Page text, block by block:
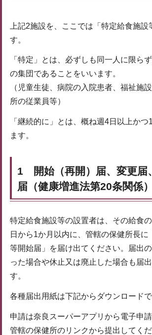
上記2施設を、ここでは「特定給食施設
す。
「特定」とは、必ずしも同一人に限ら
の集団であることをいいます。
（児童生徒、病院の入院患者、福祉施
所の従業員等）
「継続的に」とは、概ね週4日以上か
ます。
1 開始（再開）届、変更届
届（健康増進法第20条関係）
特定給食施設等の設置者は、その給食
日から1か月以内に、管轄の保健所長に
等開始届」を届け出てください。届出
った場合や休止又は廃止した場合も届
す。
各種届出用紙は下記からダウンロードで
申請は奈良スーパーアプリから電子申請
管轄の保健所のリンクから提出してくだ